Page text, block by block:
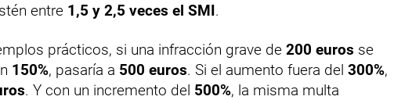
entre 1,5 y 2,5 veces el SMI.
prácticos, si una infracción grave de 200 euros se
150%, pasaría a 500 euros. Si el aumento fuera del 300%,
. Y con un incremento del 500%, la misma multa